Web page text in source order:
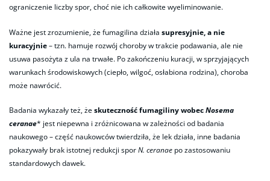
ograniczenie liczby spor, choć nie ich całkowite wyeliminowanie.
Ważne jest zrozumienie, że fumagilina działa supresyjnie, a nie
kuracyjnie– tzn. hamuje rozwój choroby w trakcie podawania, ale nie
usuwa pasożyta z ula na trwałe. Po zakończeniu kuracji, w sprzyjających
warunkach środowiskowych (ciepło, wilgoć, osłabiona rodzina), choroba
może nawrócić.
Badania wykazały też, żeskuteczność fumagiliny wobecNosema
ceranae* jest niepewna i zróżnicowana w zależności od badania
naukowego – część naukowców twierdziła, że lek działa, inne badania
pokazywały brak istotnej redukcji sporN. ceranae po zastosowaniu
standardowych dawek.